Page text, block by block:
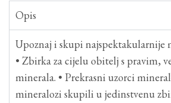
Opis
Upoznaj i skupi najspektakularnije
• Zbirka za cijelu obitelj s pravim,
minerala. • Prekrasni uzorci
mineralozi skupili u jedinstvenu